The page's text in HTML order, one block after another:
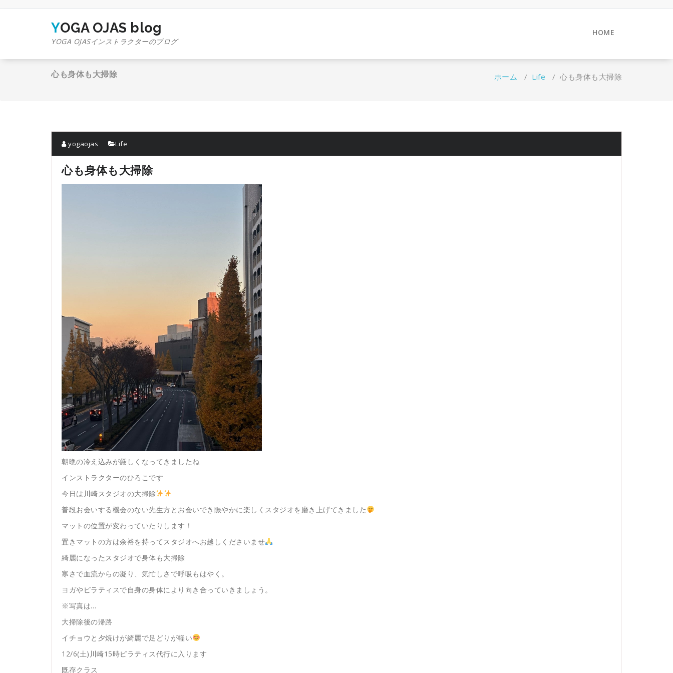
YOGA OJAS blog
YOGA OJASインストラクターのブログ
HOME
心も身体も大掃除 ホーム / Life / 心も身体も大掃除
yogaojas Life
心も身体も大掃除
朝晩の冷え込みが厳しくなってきましたね
インストラクターのひろこです
今日は川崎スタジオの大掃除
普段お会いする機会のない先生方とお会いでき賑やかに楽しくスタジオを磨き上げてきました
マットの位置が変わっていたりします！
置きマットの方は余裕を持ってスタジオへお越しくださいませ
綺麗になったスタジオで身体も大掃除
寒さで血流からの凝り、気忙しさで呼吸もはやく。
ヨガやピラティスで自身の身体により向き合っていきましょう。
※写真は…
大掃除後の帰路
イチョウと夕焼けが綺麗で足どりが軽い
12/6(土)川崎15時ピラティス代行に入ります
既存クラス